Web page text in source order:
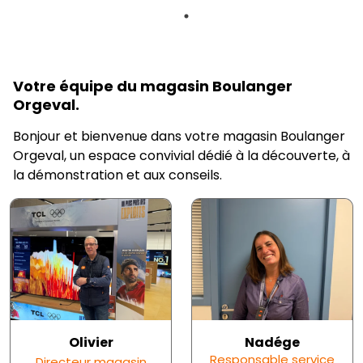
Votre équipe du magasin Boulanger
Orgeval.
Bonjour et bienvenue dans votre magasin Boulanger
Orgeval, un espace convivial dédié à la découverte, à
la démonstration et aux conseils.
Olivier Nadége
Responsable service